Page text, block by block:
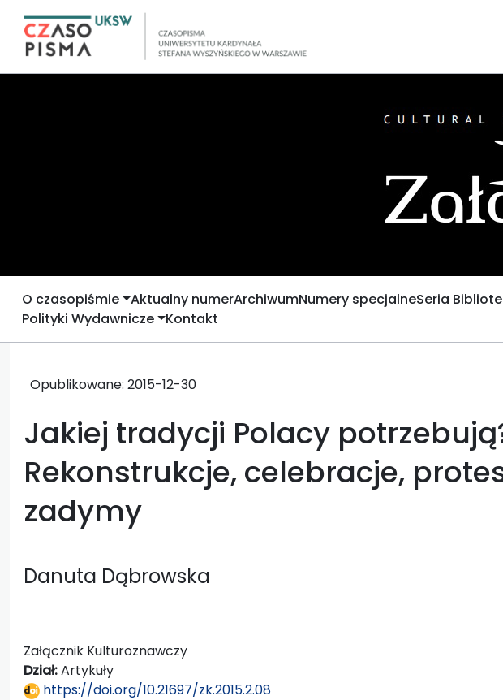
O czasopiśmie Aktualny numerArchiwumNumery specjalneSeria
Polityki Wydawnicze Kontakt
Opublikowane: 2015-12-30
Jakiej tradycji Polacy
Rekonstrukcje, celebracje,
zadymy
Danuta Dąbrowska
Załącznik Kulturoznawczy
Dział:Artykuły
https://doi.org/10.21697/zk.2015.2.08